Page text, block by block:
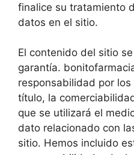
finalice su tratamiento
datos en el sitio.
El contenido del sitio
garantía.
responsabilidad por
título, la
que se utilizará el
dato relacionado con
sitio. Hemos incluido